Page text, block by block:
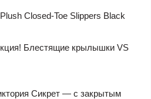
Closed-Toe Slippers Black
Блестящие крылышки VS
Сикрет — с закрытым